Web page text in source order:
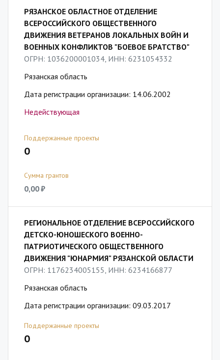
РЯЗАНСКОЕ ОБЛАСТНОЕ ОТДЕЛЕНИЕ
ВСЕРОССИЙСКОГО ОБЩЕСТВЕННОГО
ДВИЖЕНИЯ ВЕТЕРАНОВ ЛОКАЛЬНЫХ ВОЙН И
ВОЕННЫХ КОНФЛИКТОВ "БОЕВОЕ БРАТСТВО"
ОГРН: 1036200001034, ИНН: 6231054332
Рязанская область
Дата регистрации организации: 14.06.2002
Недействующая
Поддержанные проекты
0
Сумма грантов
0,00 ₽
РЕГИОНАЛЬНОЕ ОТДЕЛЕНИЕ ВСЕРОССИЙСКОГО
ДЕТСКО-ЮНОШЕСКОГО ВОЕННО-
ПАТРИОТИЧЕСКОГО ОБЩЕСТВЕННОГО
ДВИЖЕНИЯ "ЮНАРМИЯ" РЯЗАНСКОЙ ОБЛАСТИ
ОГРН: 1176234005155, ИНН: 6234166877
Рязанская область
Дата регистрации организации: 09.03.2017
Поддержанные проекты
0